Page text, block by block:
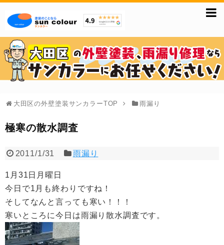
大田区の外壁塗装サンカラーTOP 雨漏り
極寒の散水調査
2011/1/31 雨漏り
1月31日月曜日
今日で1月も終わりですね！
そしてなんと言っても寒い！！！
寒いところに今日は雨漏り散水調査です。